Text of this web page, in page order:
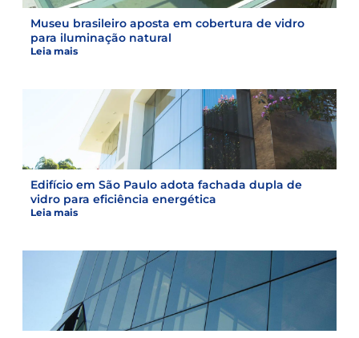
Museu brasileiro aposta em cobertura de vidro
para iluminação natural
Leia mais
Edifício em São Paulo adota fachada dupla de
vidro para eficiência energética
Leia mais